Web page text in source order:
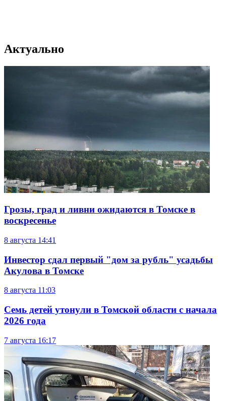
Актуально
Грозы, град и ливни ожидаются в Томске в
воскресенье
8 августа 14:41
Инвестор сдал первый "дом за рубль" усадьбы
Акулова в Томске
8 августа 11:03
Семь детей утонули в Томской области с начала
2026 года
7 августа 16:17